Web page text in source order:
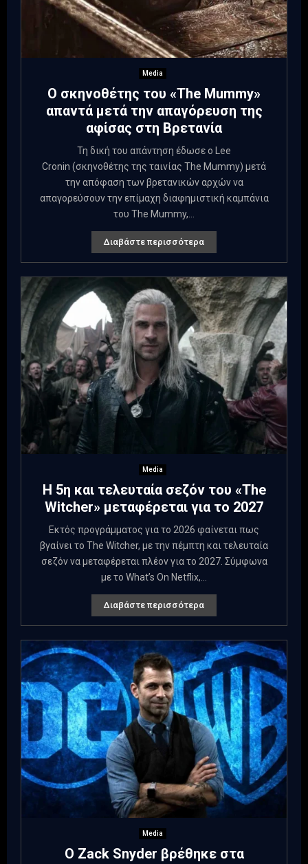
Media
Ο σκηνοθέτης του «The Mummy»
απαντά μετά την απαγόρευση της
αφίσας στη Βρετανία
Τη δική του απάντηση έδωσε ο Lee
Cronin (σκηνοθέτης της ταινίας The Mummy) μετά
την απόφαση των βρετανικών αρχών να
απαγορεύσουν την επίμαχη διαφημιστική καμπάνια
του The Mummy,...
Διαβάστε περισσότερα
Media
Η 5η και τελευταία σεζόν του «The
Witcher» μεταφέρεται για το 2027
Εκτός προγράμματος για το 2026 φαίνεται πως
βγαίνει το The Witcher, με την πέμπτη και τελευταία
σεζόν να μεταφέρεται πλέον για το 2027. Σύμφωνα
με το What’s On Netflix,...
Διαβάστε περισσότερα
Media
Ο Zack Snyder βρέθηκε στα